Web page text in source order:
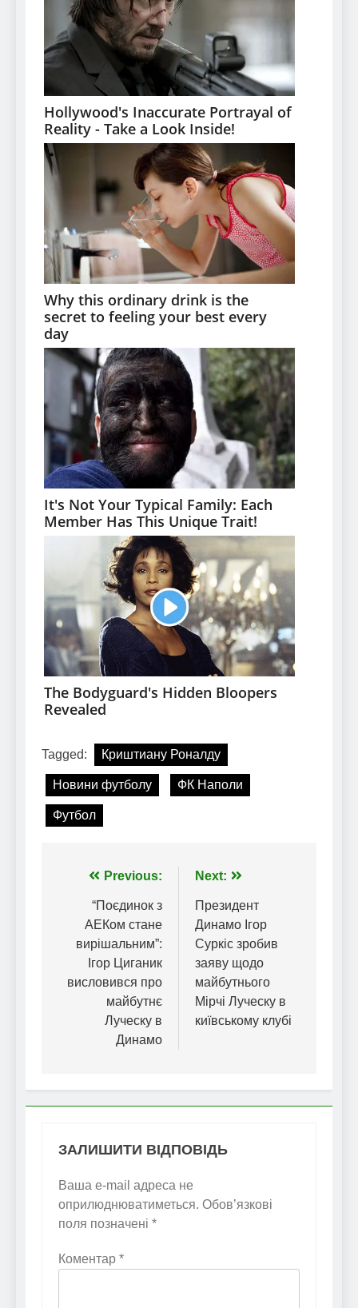
Tagged: Криштиану Роналду
Новини футболу ФК Наполи
Футбол
Навігація
записів
Previous:
“Поєдинок з
АЕКом стане
вирішальним”:
Ігор Циганик
висловився про
майбутнє
Луческу в
Динамо
Next:
Президент
Динамо Ігор
Суркіс зробив
заяву щодо
майбутнього
Мірчі Луческу в
київському клубі
ЗАЛИШИТИ ВІДПОВІДЬ
Ваша e-mail адреса не
оприлюднюватиметься. Обов’язкові
поля позначені *
Коментар *